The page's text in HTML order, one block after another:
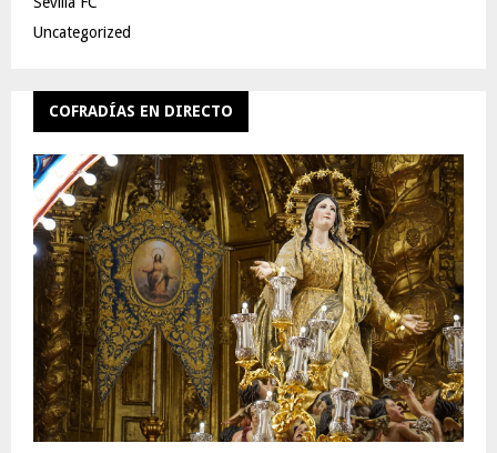
Uncategorized
COFRADÍAS EN DIRECTO